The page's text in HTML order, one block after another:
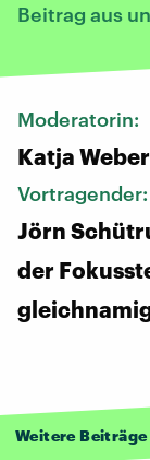
Beitrag aus
Moderatorin:
Katja Weber
Vortragender:
Jörn
der
Weitere Beiträge